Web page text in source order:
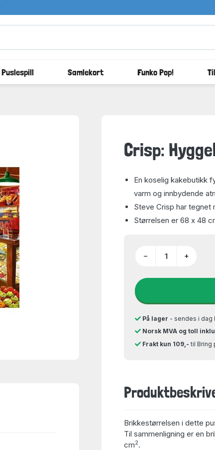
Puslespill Samlekort Funko Pop!
Crisp:
En koselig kakebutikk
varm og innbydende
Steve Crisp har tegnet
Størrelsen er 68 x 48
− +
På lager - sendes i dag
Norsk MVA og toll
Frakt kun 109,- til Bring
Brikkestørrelsen i dette
Til sammenligning er en
cm2.